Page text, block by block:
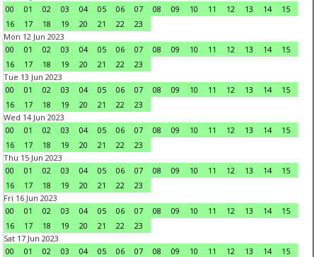
00
01 02 03 04 05 06 07 08 09 10 11 12 13 14
15
16
17 18 19 20 21 22
23
Mon 12 Jun 2023
00
01 02 03 04 05 06 07 08 09 10 11 12 13 14
15
16
17 18 19 20 21 22
23
Tue 13 Jun 2023
00
01 02 03 04 05 06 07 08 09 10 11 12 13 14
15
16
17 18 19 20 21 22
23
Wed 14 Jun 2023
00
01 02 03 04 05 06 07 08 09 10 11 12 13 14
15
16
17 18 19 20 21 22
23
Thu 15 Jun 2023
00
01 02 03 04 05 06 07 08 09 10 11 12 13 14
15
16
17 18 19 20 21 22
23
Fri 16 Jun 2023
00
01 02 03 04 05 06 07 08 09 10 11 12 13 14
15
16
17 18 19 20 21 22
23
Sat 17 Jun 2023
00
01 02 03 04 05 06 07 08 09 10 11 12 13 14
15